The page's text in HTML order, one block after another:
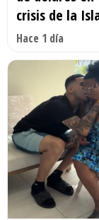
crisis de la
Hace 1 día